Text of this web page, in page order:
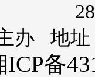
办 地址
ICP备